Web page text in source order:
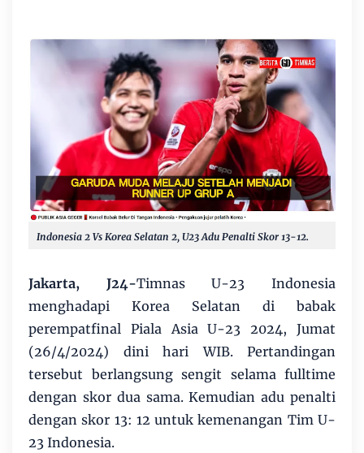
Indonesia 2 Vs Korea Selatan 2, U23 Adu Penalti Skor 13-12.
Jakarta, J24-Timnas U-23 Indonesia
menghadapi Korea Selatan di babak
perempatfinal Piala Asia U-23 2024, Jumat
(26/4/2024) dini hari WIB. Pertandingan
tersebut berlangsung sengit selama fulltime
dengan skor dua sama. Kemudian adu penalti
dengan skor 13: 12 untuk kemenangan Tim U-
23 Indonesia.